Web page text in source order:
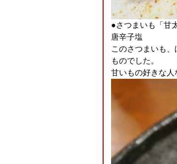
●さつまいも「甘
唐辛子塩
このさつまいも
ものでした。
甘いもの好きな